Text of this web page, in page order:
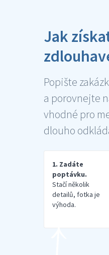
Jak
Popište
a porovnejte
vhodné pro
dlouho
1. Zadáte
poptávku.
Stačí několik
detailů, fotka je
výhoda.